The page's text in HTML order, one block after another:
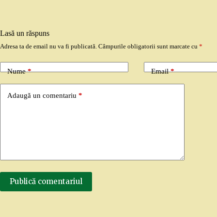
Lasă un răspuns
Adresa ta de email nu va fi publicată. Câmpurile obligatorii sunt marcate cu *
Nume* Email*
Adaugă un comentariu *
Publică comentariul